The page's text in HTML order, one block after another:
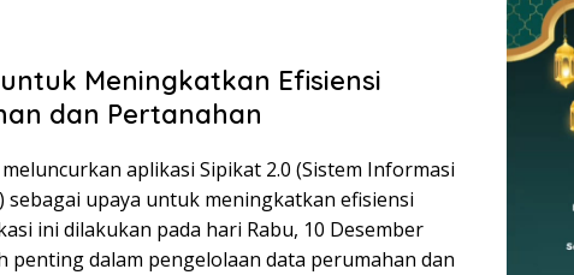
Meningkatkan Efisiensi
dan Pertanahan
aplikasi Sipikat 2.0 (Sistem Informasi
sebagai upaya untuk meningkatkan efisiensi
ini dilakukan pada hari Rabu, 10 Desember
penting dalam pengelolaan data perumahan dan